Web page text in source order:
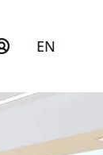
EN